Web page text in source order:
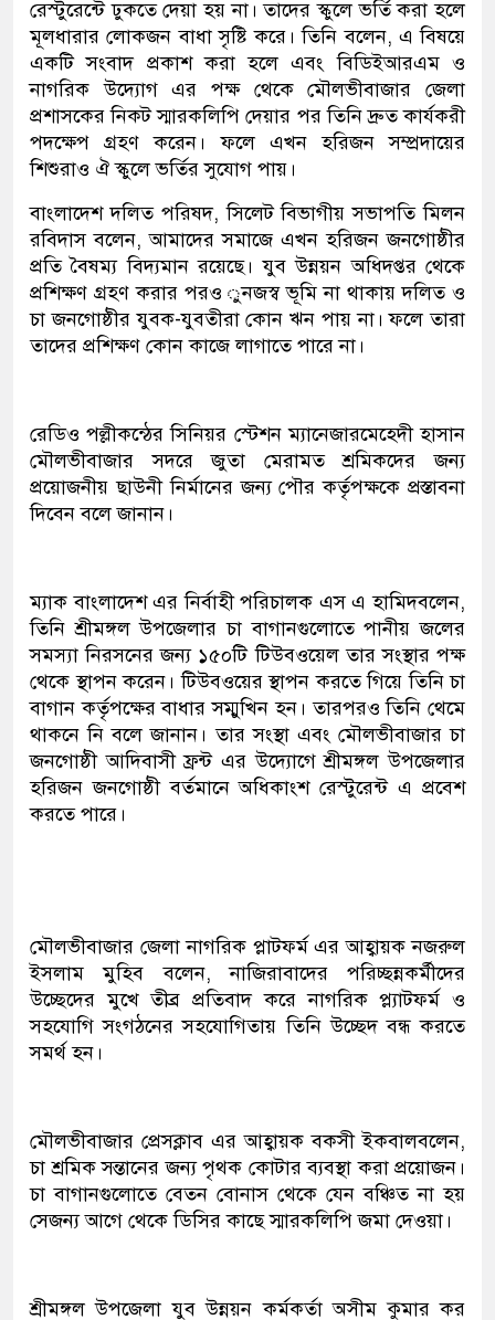
রেস্টুরেন্টে ঢুকতে দেয়া হয় না। তাদের স্কুলে ভর্তি করা হলে
মূলধারার লোকজন বাধা সৃষ্টি করে। তিনি বলেন, এ বিষয়ে
একটি সংবাদ প্রকাশ করা হলে এবং বিডিইআরএম ও
নাগরিক উদ্যোগ এর পক্ষ থেকে মৌলভীবাজার জেলা
প্রশাসকের নিকট স্মারকলিপি দেয়ার পর তিনি দ্রুত কার্যকরী
পদক্ষেপ গ্রহণ করেন। ফলে এখন হরিজন সম্প্রদায়ের
শিশুরাও ঐ স্কুলে ভর্তির সুযোগ পায়।
বাংলাদেশ দলিত পরিষদ, সিলেট বিভাগীয় সভাপতি মিলন
রবিদাস বলেন, আমাদের সমাজে এখন হরিজন জনগোষ্ঠীর
প্রতি বৈষম্য বিদ্যমান রয়েছে। যুব উন্নয়ন অধিদপ্তর থেকে
প্রশিক্ষণ গ্রহণ করার পরও ুনজস্ব ভূমি না থাকায় দলিত ও
চা জনগোষ্ঠীর যুবক-যুবতীরা কোন ঋন পায় না। ফলে তারা
তাদের প্রশিক্ষণ কোন কাজে লাগাতে পারে না।
রেডিও পল্লীকন্ঠের সিনিয়র স্টেশন ম্যানেজারমেহেদী হাসান
মৌলভীবাজার সদরে জুতা মেরামত শ্রমিকদের জন্য
প্রয়োজনীয় ছাউনী নির্মানের জন্য পৌর কর্তৃপক্ষকে প্রস্তাবনা
দিবেন বলে জানান।
ম্যাক বাংলাদেশ এর নির্বাহী পরিচালক এস এ হামিদবলেন,
তিনি শ্রীমঙ্গল উপজেলার চা বাগানগুলোতে পানীয় জলের
সমস্যা নিরসনের জন্য ১৫০টি টিউবওয়েল তার সংস্থার পক্ষ
থেকে স্থাপন করেন। টিউবওয়ের স্থাপন করতে গিয়ে তিনি চা
বাগান কর্তৃপক্ষের বাধার সম্মুখিন হন। তারপরও তিনি থেমে
থাকনে নি বলে জানান। তার সংস্থা এবং মৌলভীবাজার চা
জনগোষ্ঠী আদিবাসী ফ্রন্ট এর উদ্যোগে শ্রীমঙ্গল উপজেলার
হরিজন জনগোষ্ঠী বর্তমানে অধিকাংশ রেস্টুরেন্ট এ প্রবেশ
করতে পারে।
মৌলভীবাজার জেলা নাগরিক প্লাটফর্ম এর আহ্বায়ক নজরুল
ইসলাম মুহিব বলেন, নাজিরাবাদের পরিচ্ছন্নকর্মীদের
উচ্ছেদের মুখে তীব্র প্রতিবাদ করে নাগরিক প্ল্যাটফর্ম ও
সহযোগি সংগঠনের সহযোগিতায় তিনি উচ্ছেদ বন্ধ করতে
সমর্থ হন।
মৌলভীবাজার প্রেসক্লাব এর আহ্বায়ক বকসী ইকবালবলেন,
চা শ্রমিক সন্তানের জন্য পৃথক কোটার ব্যবস্থা করা প্রয়োজন।
চা বাগানগুলোতে বেতন বোনাস থেকে যেন বঞ্চিত না হয়
সেজন্য আগে থেকে ডিসির কাছে স্মারকলিপি জমা দেওয়া।
শ্রীমঙ্গল উপজেলা যুব উন্নয়ন কর্মকর্তা অসীম কুমার কর